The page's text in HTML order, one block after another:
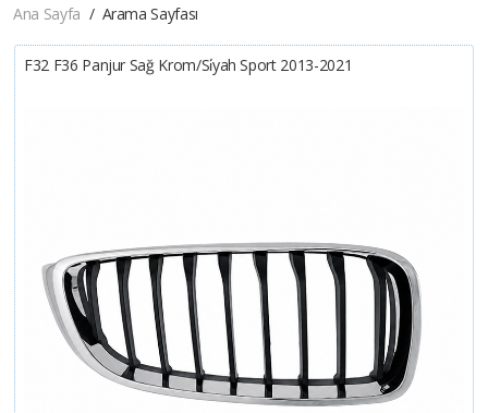
Ana Sayfa Arama Sayfası
F32 F36 Panjur Sağ Krom/si̇yah Sport 2013-2021